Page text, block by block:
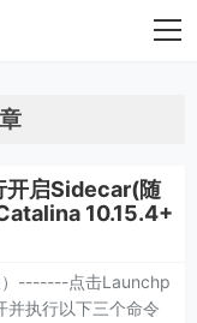
开启Sidecar(随
10.15.4+
-------点击Launchp
并执行以下三个命令